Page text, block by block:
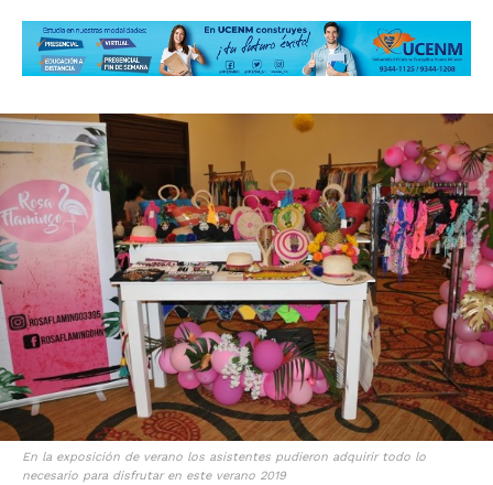
En la exposición de verano los asistentes pudieron adquirir todo lo
necesario para disfrutar en este verano 2019